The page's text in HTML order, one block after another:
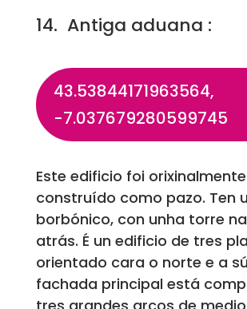
14. Antiga aduana :
43.53844171963564,
-7.037679280599745
Este edificio foi orixinalmente
construído como pazo. Ten
borbónico, con unha torre
atrás. É un edificio de tres
orientado cara o norte e a
fachada principal está